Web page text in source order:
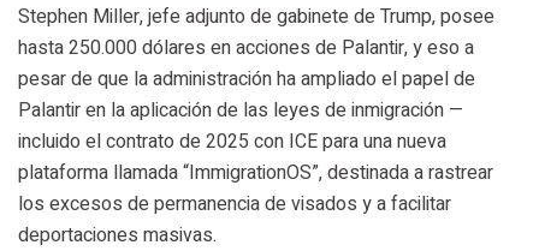
Stephen Miller, jefe adjunto de gabinete de Trump, posee
hasta 250.000 dólares en acciones de Palantir, y eso a
pesar de que la administración ha ampliado el papel de
Palantir en la aplicación de las leyes de inmigración —
incluido el contrato de 2025 con ICE para una nueva
plataforma llamada “ImmigrationOS”, destinada a rastrear
los excesos de permanencia de visados y a facilitar
deportaciones masivas.